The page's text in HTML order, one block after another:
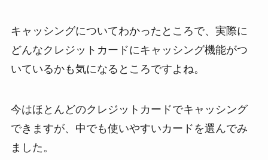
キャッシングについてわかったところで、実際に
どんなクレジットカードにキャッシング機能がつ
いているかも気になるところですよね。
今はほとんどのクレジットカードでキャッシング
できますが、中でも使いやすいカードを選んでみ
ました。